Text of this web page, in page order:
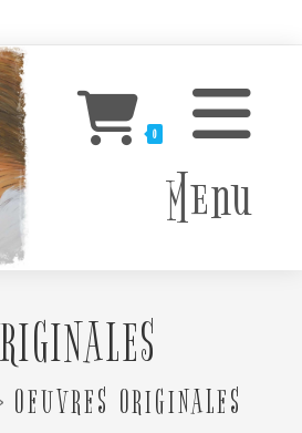
0
Menu
OEUVRES ORIGINALES